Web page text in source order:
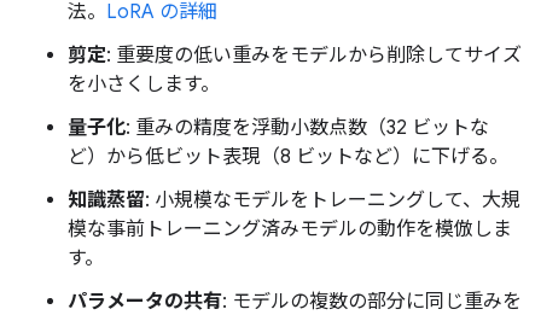
法。 LoRA の詳細
剪定: 重要度の低い重みをモデルから削除してサイズ
を小さくします。
量子化: 重みの精度を浮動小数点数（32 ビットな
ど）から低ビット表現（8 ビットなど）に下げる。
知識蒸留: 小規模なモデルをトレーニングして、大規
模な事前トレーニング済みモデルの動作を模倣しま
す。
パラメータの共有: モデルの複数の部分に同じ重みを